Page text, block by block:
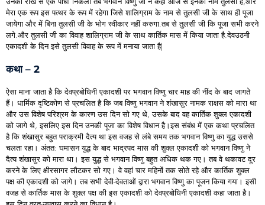
मेरा एक रूप इस पत्थर के रूप में रहेगा जिसे शालिग्राम के नाम से तुलसी जी के साथ ही पूजा
जायेगा और में बिना तुलसी जी के भोग स्वीकार नहीं करुगा.तब से तुलसी जी कि पूजा सभी करने
लगे.और तुलसी जी का विवाह शालिग्राम जी के साथ कार्तिक मास में किया जाता है.देवउठनी
एकादशी के दिन इसे तुलसी विवाह के रूप में मनाया जाता है|
कथा – 2
ऐसा माना जाता है कि देवप्रबोधिनी एकादशी पर भगवान विष्णु चार माह की नींद के बाद जागते
हैं। धार्मिक दृष्टिकोण से प्रचलित है कि जब विष्णु भगवान ने शंखासुर नामक राक्षस को मारा था
और उस विशेष परिश्रम के कारण उस दिन सो गए थे, उसके बाद वह कार्तिक शुक्ल एकादशी
को जागे थे, इसलिए इस दिन उनकी पूजा का विशेष विधान है।इस संबंध में एक कथा प्रचलित
है कि शंखासुर बहुत पराक्रमी दैत्य था इस वजह से लंबे समय तक भगवान विष्णु का युद्ध उससे
चलता रहा। अंतत: घमासन युद्ध के बाद भाद्रपद मास की शुक्ल एकादशी को भगवान विष्णु ने
दैत्य शंखासुर को मारा था। इस युद्ध से भगवान विष्णु बहुत अधिक थक गए। तब वे थकावट दूर
करने के लिए क्षीरसागर लौटकर सो गए। वे वहां चार महिनों तक सोते रहे और कार्तिक शुक्ल
पक्ष की एकादशी को जागे। तब सभी देवी-देवताओं द्वारा भगवान विष्णु का पूजन किया गया। इसी
वजह से कार्तिक मास के शुक्ल पक्ष की इस एकादशी को देवप्रबोधिनी एकादशी कहा जाता है।